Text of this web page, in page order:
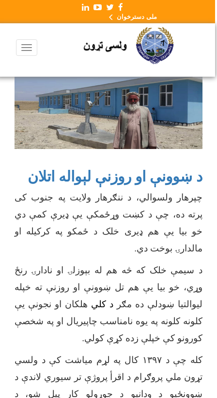
ملی دسترخوان
د ښوونې او روزنې لېواله اتلان
چپرهار ولسوالي، د ننګرهار ولایت په جنوب کی
پرته ده، چې د کښت وړځمکې یې ډیرې کمې دي
خو بیا یې هم ډیری خلک د ځمکو په کرکیله او
مالدارۍ بوخت دي.
د سیمې خلک که څه هم له بېوزلۍ او نادارۍ رنځ
وړي، خو بیا یې هم تل ښوونې او روزنې ته خپله
لیوالتیا ښودلې ده مګر
د کلي هلکان او نجونې یې
کلونه کلونه په یوه نامناسب چاپیریال او په شخصې
کورونو کې خپلې زده کړې کولي.
کله چې د ۱۳۹۷کال په لړم میاشت کې د ولسي
تړون ملي پروګرام د اقرأ پروژې تر سیوري لاندې د
ښوونځیو د ودانیو د جوړولو کار پیل شو، د